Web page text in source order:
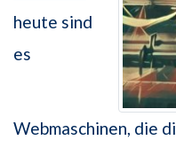
heute sind
es
Webmaschinen, die